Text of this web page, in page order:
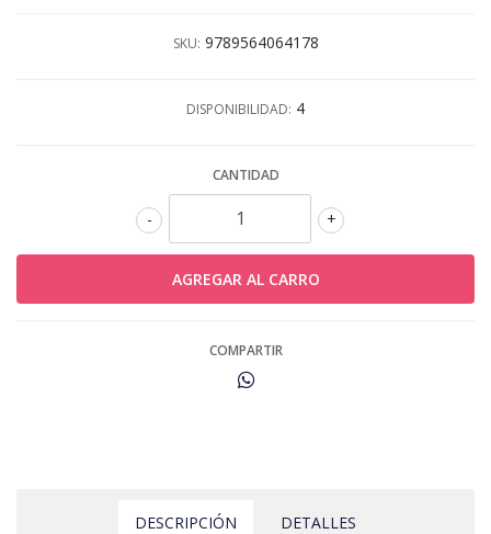
SKU: 9789564064178
DISPONIBILIDAD: 4
CANTIDAD
+
-
COMPARTIR
DESCRIPCIÓN DETALLES